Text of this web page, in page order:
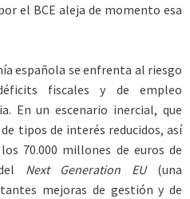
el BCE aleja de momento esa
española se enfrenta al riesgo
fiscales y de empleo
En un escenario inercial, que
tipos de interés reducidos, así
70.000 millones de euros de
Next Generation EU(una
mejoras de gestión y de